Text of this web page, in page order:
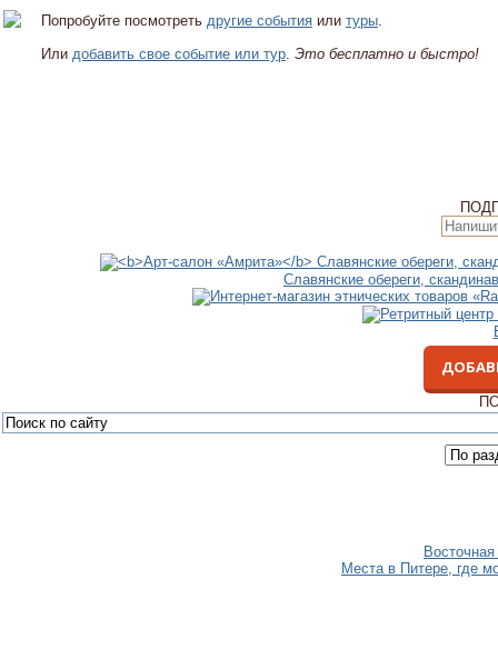
Попробуйте посмотреть другие события или туры
Или добавить свое событие или тур Это бесплатно и быстро!
Славянские обереги,
Места в Питере, где